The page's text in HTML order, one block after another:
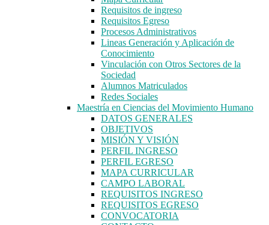
Requisitos de ingreso
Requisitos Egreso
Procesos Administrativos
Lineas Generación y Aplicación de
Conocimiento
Vinculación con Otros Sectores de la
Sociedad
Alumnos Matriculados
Redes Sociales
Maestría en Ciencias del Movimiento Humano
DATOS GENERALES
OBJETIVOS
MISIÓN Y VISIÓN
PERFIL INGRESO
PERFIL EGRESO
MAPA CURRICULAR
CAMPO LABORAL
REQUISITOS INGRESO
REQUISITOS EGRESO
CONVOCATORIA